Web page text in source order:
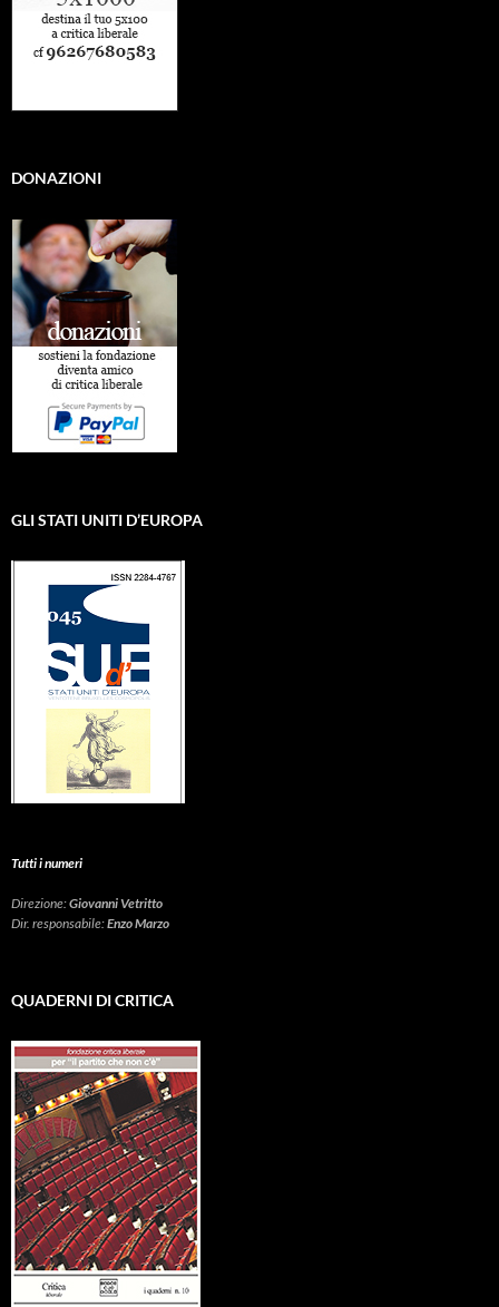
DONAZIONI
GLI STATI UNITI D’EUROPA
Tutti i numeri
Direzione:Giovanni Vetritto
Dir. responsabile:Enzo Marzo
QUADERNI DI CRITICA